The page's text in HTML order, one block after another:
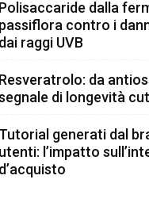
Polisaccaride dalla
passiflora contro i
dai raggi UVB
Resveratrolo: da
di longevità
Tutorial generati dal
utenti: l’impatto
d’acquisto